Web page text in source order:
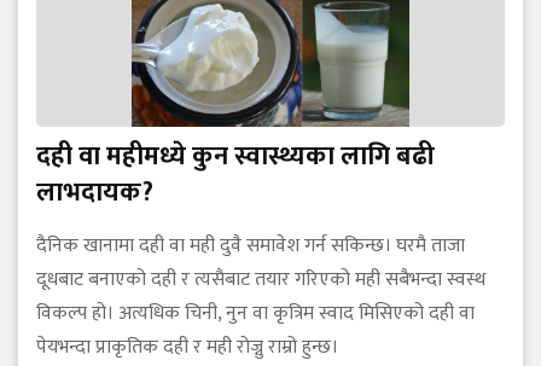
दही वा महीमध्ये कुन स्वास्थ्यका लागि बढी
लाभदायक?
दैनिक खानामा दही वा मही दुवै समावेश गर्न सकिन्छ। घरमै ताजा
दूधबाट बनाएको दही र त्यसैबाट तयार गरिएको मही सबैभन्दा स्वस्थ
विकल्प हो। अत्यधिक चिनी, नुन वा कृत्रिम स्वाद मिसिएको दही वा
पेयभन्दा प्राकृतिक दही र मही रोज्नु राम्रो हुन्छ।